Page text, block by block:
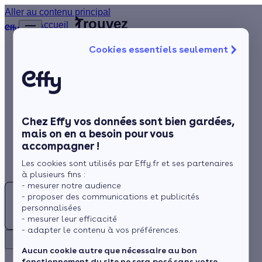
Cookies essentiels seulement
Chez Effy vos données sont bien gardées,
mais on en a besoin pour vous
accompagner !
Les cookies sont utilisés par Effy.fr et ses partenaires
à plusieurs fins :
- mesurer notre audience
- proposer des communications et publicités
personnalisées
- mesurer leur efficacité
- adapter le contenu à vos préférences.
Aucun cookie autre que nécessaire au bon
Aller au contenu principal
Chauffage
Rénovation globale
Aides et Primes
Actualités
Espace Client
Accueil
du fil
d’Ariane
Val-d'Oise
Trouvez
meilleur
(95)
Rechercher
Besoin d'un Installateur de fenêtres au Val-d'Oise (95) ?